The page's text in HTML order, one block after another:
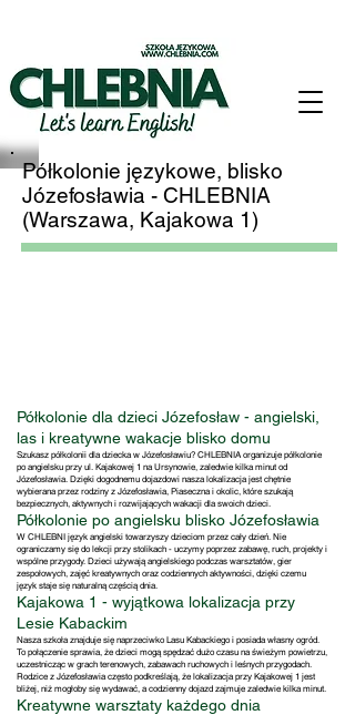
Półkolonie językowe, blisko
Józefosławia - CHLEBNIA
(Warszawa, Kajakowa 1)
Półkolonie dla dzieci Józefosław - angielski,
las i kreatywne wakacje blisko domu
Szukasz półkolonii dla dziecka w Józefosławiu? CHLEBNIA organizuje półkolonie
po angielsku przy ul. Kajakowej 1 na Ursynowie, zaledwie kilka minut od
Józefosławia. Dzięki dogodnemu dojazdowi nasza lokalizacja jest chętnie
wybierana przez rodziny z Józefosławia, Piaseczna i okolic, które szukają
bezpiecznych, aktywnych i rozwijających wakacji dla swoich dzieci.
Półkolonie po angielsku blisko Józefosławia
W CHLEBNI język angielski towarzyszy dzieciom przez cały dzień. Nie
ograniczamy się do lekcji przy stolikach - uczymy poprzez zabawę, ruch, projekty i
wspólne przygody. Dzieci używają angielskiego podczas warsztatów, gier
zespołowych, zajęć kreatywnych oraz codziennych aktywności, dzięki czemu
język staje się naturalną częścią dnia.
Kajakowa 1 - wyjątkowa lokalizacja przy
Lesie Kabackim
Nasza szkoła znajduje się naprzeciwko Lasu Kabackiego i posiada własny ogród.
To połączenie sprawia, że dzieci mogą spędzać dużo czasu na świeżym powietrzu,
uczestnicząc w grach terenowych, zabawach ruchowych i leśnych przygodach.
Rodzice z Józefosławia często podkreślają, że lokalizacja przy Kajakowej 1 jest
bliżej, niż mogłoby się wydawać, a codzienny dojazd zajmuje zaledwie kilka minut.
Kreatywne warsztaty każdego dnia